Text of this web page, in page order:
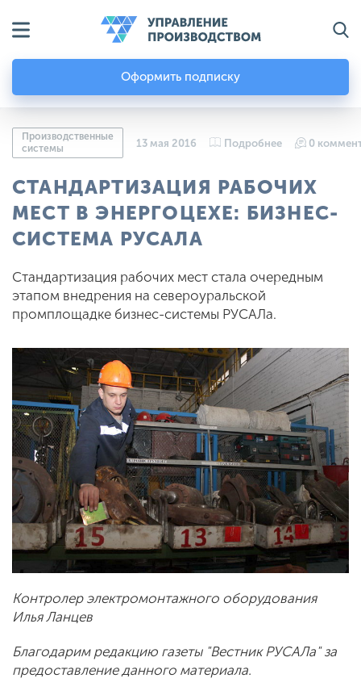
Оформить подписку
Производственные
системы
13 мая 2016 Подробнее 0
СТАНДАРТИЗАЦИЯ РАБОЧИХ
МЕСТ В ЭНЕРГОЦЕХЕ: БИЗНЕС-
СИСТЕМА РУСАЛА
Стандартизация рабочих мест стала очередным
этапом внедрения на североуральской
промплощадке бизнес-системы РУСАЛа.
Контролер электромонтажного оборудования
Илья Ланцев
Благодарим редакцию газеты "Вестник РУСАЛа" за
предоставление данного материала.